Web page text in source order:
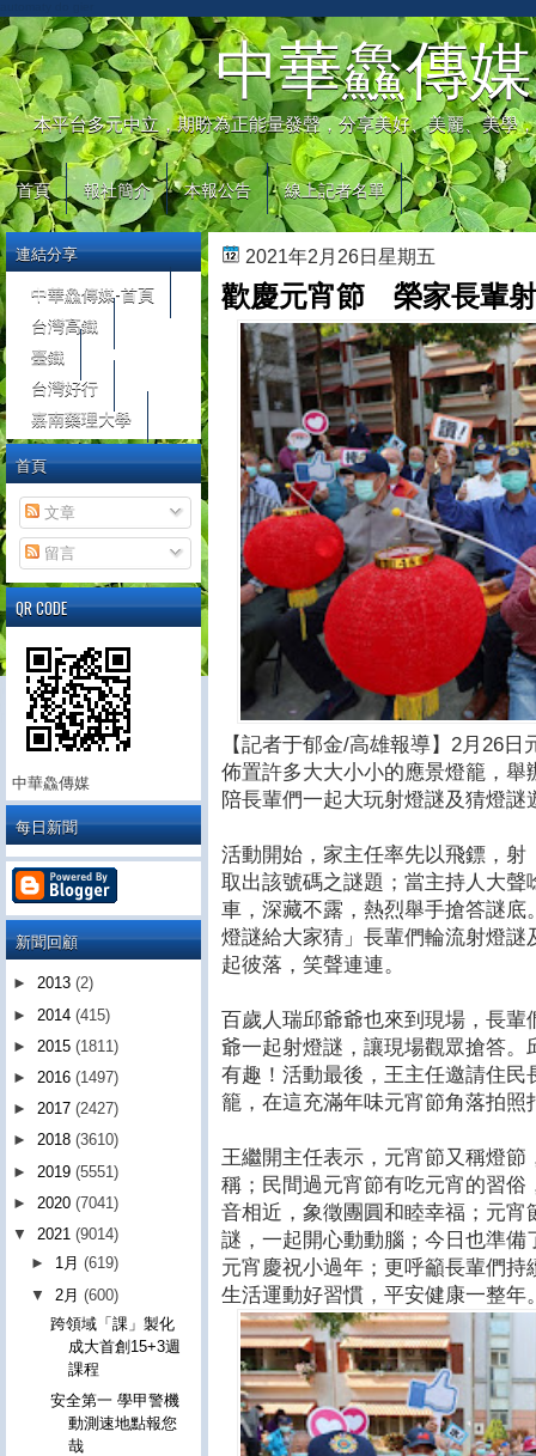
中華鱻傳媒
本平台多元中立，期盼為正能量發聲，分享美好、美麗、美學
首頁 報社簡介 本報公告 線上記者名單
2021年2月26日星期五
歡慶元宵節 榮家長輩
【記者于郁金/高雄報導】2月26
佈置許多大大小小的應景燈籠，
陪長輩們一起大玩射燈謎及猜燈
活動開始，家主任率先以飛鏢，
取出該號碼之謎題；當主持人大
車，深藏不露，熱烈舉手搶答謎
燈謎給大家猜」長輩們輪流射燈
起彼落，笑聲連連。
百歲人瑞邱爺爺也來到現場，長
爺一起射燈謎，讓現場觀眾搶答
有趣！活動最後，王主任邀請住
籠，在這充滿年味元宵節角落拍照
王繼開主任表示，元宵節又稱燈
稱；民間過元宵節有吃元宵的習
音相近，象徵團圓和睦幸福；元
謎，一起開心動動腦；今日也準
元宵慶祝小過年；更呼籲長輩們
生活運動好習慣，平安健康一整年
連結分享
中華鱻傳媒-首頁
台灣高鐵
臺鐵
台灣好行
嘉南藥理大學
首頁
文章
留言
QR CODE
中華鱻傳媒
每日新聞
新聞回顧
► 2013 (2)
► 2014 (415)
► 2015 (1811)
► 2016 (1497)
► 2017 (2427)
► 2018 (3610)
► 2019 (5551)
► 2020 (7041)
▼ 2021 (9014)
► 1月(619)
▼ 2月(600)
跨領域「課」製化
成大首創15+3週
課程
安全第一 學甲警機
動測速地點報您
哉